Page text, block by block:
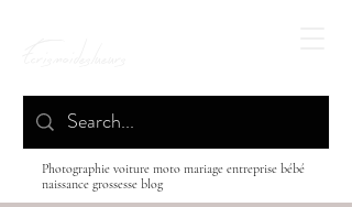
Photographie voiture moto mariage entreprise bébé
naissance grossesse blog